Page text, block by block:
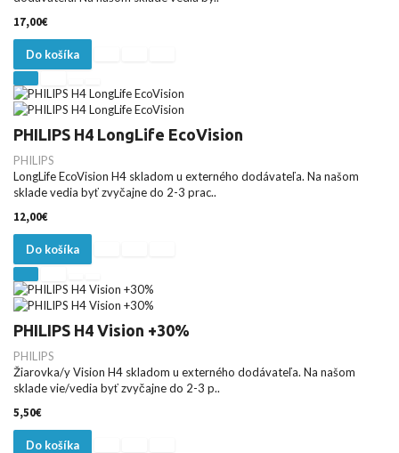
17,00€
Do košíka
PHILIPS H4 LongLife EcoVision
PHILIPS
LongLife EcoVision H4 skladom u externého dodávateľa. Na našom
sklade vedia byť zvyčajne do 2-3 prac..
12,00€
Do košíka
PHILIPS H4 Vision +30%
PHILIPS
Žiarovka/y Vision H4 skladom u externého dodávateľa. Na našom
sklade vie/vedia byť zvyčajne do 2-3 p..
5,50€
Do košíka